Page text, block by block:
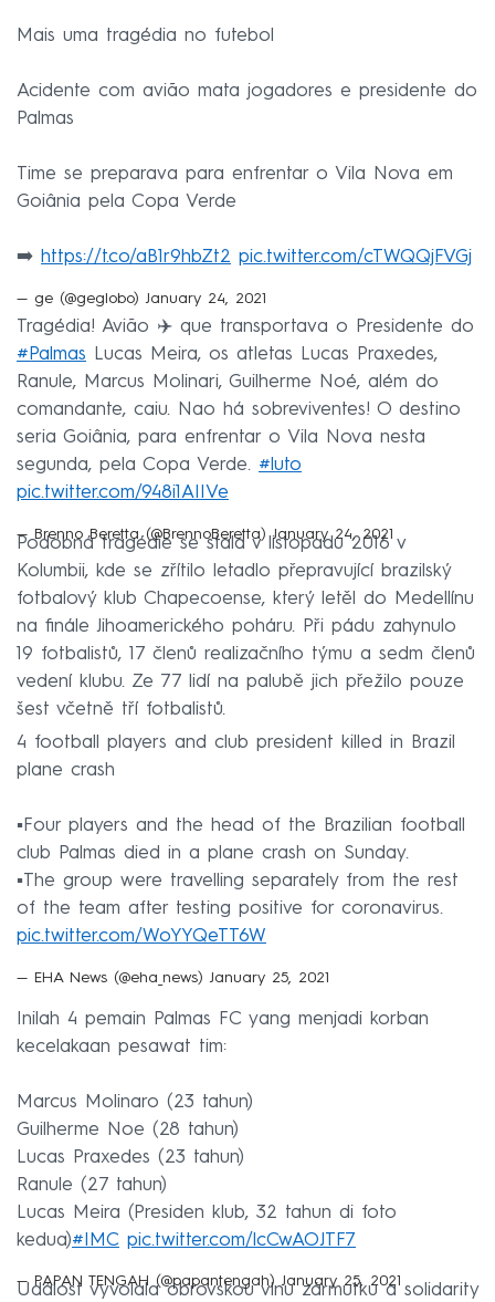
Mais uma tragédia no futebol
Acidente com avião mata jogadores e presidente do
Palmas
Time se preparava para enfrentar o Vila Nova em
Goiânia pela Copa Verde
➡️ https://t.co/aB1r9hbZt2 pic.twitter.com/cTWQQjFVGj
— ge (@geglobo) January 24, 2021
Tragédia! Avião ✈️ que transportava o Presidente do
#Palmas Lucas Meira, os atletas Lucas Praxedes,
Ranule, Marcus Molinari, Guilherme Noé, além do
comandante, caiu. Nao há sobreviventes! O destino
seria Goiânia, para enfrentar o Vila Nova nesta
segunda, pela Copa Verde. #luto
pic.twitter.com/948i1AIIVe
— Brenno Beretta (@BrennoBeretta)January 24, 2021
Podobná tragédie se stala v listopadu 2016 v
Kolumbii, kde se zřítilo letadlo přepravující brazilský
fotbalový klub Chapecoense, který letěl do Medellínu
na finále Jihoamerického poháru. Při pádu zahynulo
19 fotbalistů, 17 členů realizačního týmu a sedm členů
vedení klubu. Ze 77 lidí na palubě jich přežilo pouze
šest včetně tří fotbalistů.
4 football players and club president killed in Brazil
plane crash
▪️Four players and the head of the Brazilian football
club Palmas died in a plane crash on Sunday.
▪️The group were travelling separately from the rest
of the team after testing positive for coronavirus.
pic.twitter.com/WoYYQeTT6W
— EHA News (@eha_news) January 25, 2021
Inilah 4 pemain Palmas FC yang menjadi korban
kecelakaan pesawat tim:
Marcus Molinaro (23 tahun)
Guilherme Noe (28 tahun)
Lucas Praxedes (23 tahun)
Ranule (27 tahun)
Lucas Meira (Presiden klub, 32 tahun di foto
kedua)#IMC pic.twitter.com/lcCwAOJTF7
— PAPAN TENGAH (@papantengah) January 25, 2021
Událost vyvolala obrovskou vlnu zármutku a solidarity